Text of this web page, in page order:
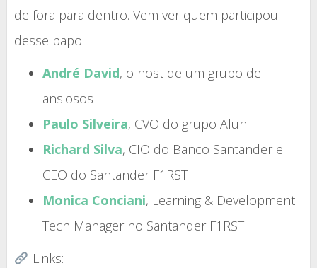
de fora para dentro. Vem ver quem participou
desse papo:
André David, o host de um grupo de
ansiosos
Paulo Silveira, CVO do grupo Alun
Richard Silva, CIO do Banco Santander e
CEO do Santander F1RST
Monica Conciani, Learning & Development
Tech Manager no Santander F1RST
Links: